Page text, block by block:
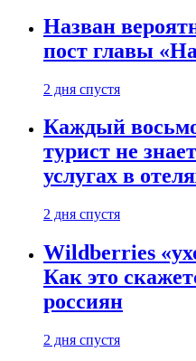
Назван
пост главы
2 дня спустя
Каждый
турист не
услугах в
2 дня спустя
Wildberries
Как это
россиян
2 дня спустя